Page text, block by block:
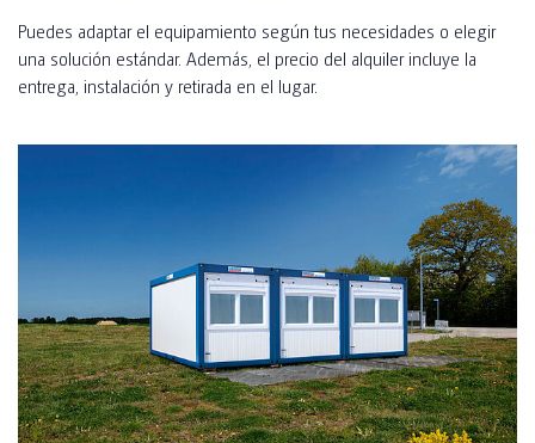
Puedes adaptar el equipamiento según tus necesidades o elegir
una solución estándar. Además, el precio del alquiler incluye la
entrega, instalación y retirada en el lugar.